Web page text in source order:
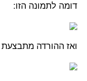
דומה לתמונה הזו:
ואז ההורדה